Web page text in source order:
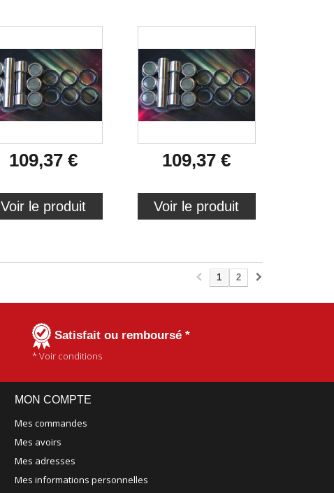
109,37 €
Voir le produit
109,37 €
Voir le produit
1 2
Satisfait ou remboursé *
* Voir conditions
MON COMPTE
Mes commandes
Mes avoirs
Mes adresses
Mes informations personnelles